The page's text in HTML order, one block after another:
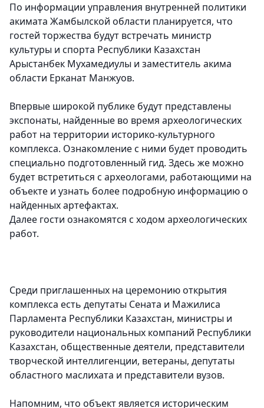
По информации управления внутренней политики
акимата Жамбылской области планируется, что
гостей торжества будут встречать министр
культуры и спорта Республики Казахстан
Арыстанбек Мухамедиулы и заместитель акима
области Ерканат Манжуов.
Впервые широкой публике будут представлены
экспонаты, найденные во время археологических
работ на территории историко-культурного
комплекса. Ознакомление с ними будет проводить
специально подготовленный гид. Здесь же можно
будет встретиться с археологами, работающими на
объекте и узнать более подробную информацию о
найденных артефактах.
Далее гости ознакомятся с ходом археологических
работ.
Среди приглашенных на церемонию открытия
комплекса есть депутаты Сената и Мажилиса
Парламента Республики Казахстан, министры и
руководители национальных компаний Республики
Казахстан, общественные деятели, представители
творческой интеллигенции, ветераны, депутаты
областного маслихата и представители вузов.
Напомним, что объект является историческим